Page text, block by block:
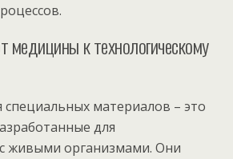
медицины к технологическому
специальных материалов – это
для
живыми организмами. Они